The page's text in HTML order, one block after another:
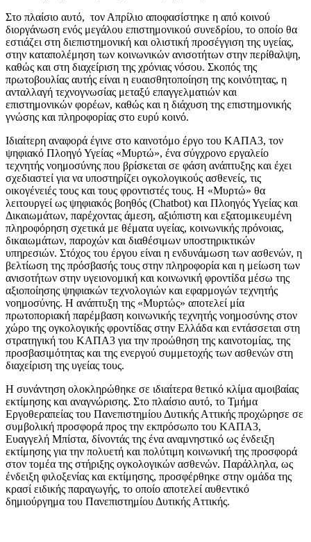
Στο πλαίσιο αυτό, τον Απρίλιο αποφασίστηκε η από κοινού
διοργάνωση ενός μεγάλου επιστημονικού συνεδρίου, το οποίο θα
εστιάζει στη διεπιστημονική και ολιστική προσέγγιση της υγείας,
στην καταπολέμηση των κοινωνικών ανισοτήτων στην περίθαλψη,
καθώς και στη διαχείριση της χρόνιας νόσου. Σκοπός της
πρωτοβουλίας αυτής είναι η ευαισθητοποίηση της κοινότητας, η
ανταλλαγή τεχνογνωσίας μεταξύ επαγγελματιών και
επιστημονικών φορέων, καθώς και η διάχυση της επιστημονικής
γνώσης και πληροφορίας στο ευρύ κοινό.
Ιδιαίτερη αναφορά έγινε στο καινοτόμο έργο του ΚΑΠΑ3, τον
ψηφιακό Πλοηγό Υγείας «Μυρτώ», ένα σύγχρονο εργαλείο
τεχνητής νοημοσύνης που βρίσκεται σε φάση ανάπτυξης και έχει
σχεδιαστεί για να υποστηρίζει ογκολογικούς ασθενείς, τις
οικογένειές τους και τους φροντιστές τους. Η «Μυρτώ» θα
λειτουργεί ως ψηφιακός βοηθός (Chatbot) και Πλοηγός Υγείας και
Δικαιωμάτων, παρέχοντας άμεση, αξιόπιστη και εξατομικευμένη
πληροφόρηση σχετικά με θέματα υγείας, κοινωνικής πρόνοιας,
δικαιωμάτων, παροχών και διαθέσιμων υποστηρικτικών
υπηρεσιών. Στόχος του έργου είναι η ενδυνάμωση των ασθενών, η
βελτίωση της πρόσβασής τους στην πληροφορία και η μείωση των
ανισοτήτων στην υγειονομική και κοινωνική φροντίδα μέσω της
αξιοποίησης ψηφιακών τεχνολογιών και εφαρμογών τεχνητής
νοημοσύνης. Η ανάπτυξη της «Μυρτώς» αποτελεί μία
πρωτοποριακή παρέμβαση κοινωνικής τεχνητής νοημοσύνης στον
χώρο της ογκολογικής φροντίδας στην Ελλάδα και εντάσσεται στη
στρατηγική του ΚΑΠΑ3 για την προώθηση της καινοτομίας, της
προσβασιμότητας και της ενεργού συμμετοχής των ασθενών στη
διαχείριση της υγείας τους.
Η συνάντηση ολοκληρώθηκε σε ιδιαίτερα θετικό κλίμα αμοιβαίας
εκτίμησης και αναγνώρισης. Στο πλαίσιο αυτό, το Τμήμα
Εργοθεραπείας του Πανεπιστημίου Δυτικής Αττικής προχώρησε σε
συμβολική προσφορά προς την εκπρόσωπο του ΚΑΠΑ3,
Ευαγγελή Μπίστα, δίνοντάς της ένα αναμνηστικό ως ένδειξη
εκτίμησης για την πολυετή και πολύτιμη κοινωνική της προσφορά
στον τομέα της στήριξης ογκολογικών ασθενών. Παράλληλα, ως
ένδειξη φιλοξενίας και εκτίμησης, προσφέρθηκε στην ομάδα της
κρασί ειδικής παραγωγής, το οποίο αποτελεί αυθεντικό
δημιούργημα του Πανεπιστημίου Δυτικής Αττικής.